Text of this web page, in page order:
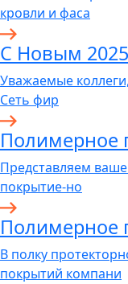
кровли и фаса
С Новым
Уважаемые
Сеть фир
Полимерное
Представляем
покрытие-но
Полимерное
В полку
покрытий компани